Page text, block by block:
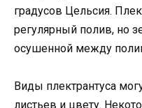
градусов Цельсия.
регулярный полив, но
осушенной между
Виды плектрантуса
листьев и цвету.